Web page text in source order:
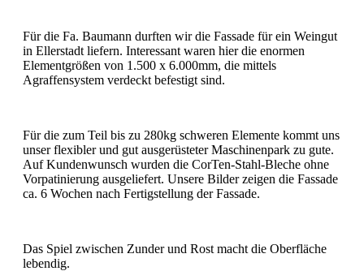
Für die Fa. Baumann durften wir die Fassade für ein Weingut
in Ellerstadt liefern. Interessant waren hier die enormen
Elementgrößen von 1.500 x 6.000mm, die mittels
Agraffensystem verdeckt befestigt sind.
Für die zum Teil bis zu 280kg schweren Elemente kommt uns
unser flexibler und gut ausgerüsteter Maschinenpark zu gute.
Auf Kundenwunsch wurden die CorTen-Stahl-Bleche ohne
Vorpatinierung ausgeliefert. Unsere Bilder zeigen die Fassade
ca. 6 Wochen nach Fertigstellung der Fassade.
Das Spiel zwischen Zunder und Rost macht die Oberfläche
lebendig.